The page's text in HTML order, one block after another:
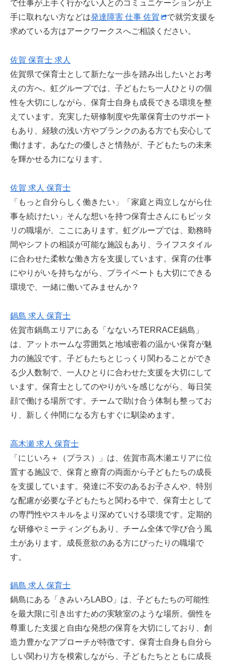
で仕事が上手く行かない人とのコミュニケーションが上
手に取れない方などは発達障害 仕事 佐賀
で就労支援を
求めている方はアークワークスへご相談ください。
佐賀 保育士 求人
佐賀県で保育士として新たな一歩を踏み出したいとお考
えの方へ。虹グループでは、子どもたち一人ひとりの個
性を大切にしながら、保育士自身も成長できる環境を整
えています。充実した研修制度や先輩保育士のサポート
もあり、経験の浅い方やブランクのある方でも安心して
働けます。あなたの優しさと情熱が、子どもたちの未来
を輝かせる力になります。
佐賀 求人 保育士
「もっと自分らしく働きたい」「家庭と両立しながら仕
事を続けたい」そんな想いを持つ保育士さんにもピッタ
リの職場が、ここにあります。虹グループでは、勤務時
間やシフトの相談が可能な施設もあり、ライフスタイル
に合わせた柔軟な働き方を支援しています。保育の仕事
にやりがいを持ちながら、プライベートも大切にできる
環境で、一緒に働いてみませんか？
鍋島 求人 保育士
佐賀市鍋島エリアにある「なないろTERRACE鍋島」
は、アットホームな雰囲気と地域密着の温かい保育が魅
力の施設です。子どもたちとじっくり関わることができ
る少人数制で、一人ひとりに合わせた支援を大切にして
います。保育士としてのやりがいを感じながら、毎日笑
顔で働ける場所です。チームで助け合う体制も整ってお
り、新しく仲間になる方もすぐに馴染めます。
高木瀬 求人 保育士
「にじいろ＋（プラス）」は、佐賀市高木瀬エリアに位
置する施設で、保育と療育の両面から子どもたちの成長
を支援しています。発達に不安のあるお子さんや、特別
な配慮が必要な子どもたちと関わる中で、保育士として
の専門性やスキルをより深めていける環境です。定期的
な研修やミーティングもあり、チーム全体で学び合う風
土があります。成長意欲のある方にぴったりの職場で
す。
鍋島 求人 保育士
鍋島にある「きみいろLABO」は、子どもたちの可能性
を最大限に引き出すための実験室のような場所。個性を
尊重した支援と自由な発想の保育を大切にしており、創
造力豊かなアプローチが特徴です。保育士自身も自分ら
しい関わり方を模索しながら、子どもたちとともに成長